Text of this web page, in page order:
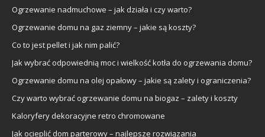
Ogrzewanie nadmuchowe – jak działa i czy warto?
Ogrzewanie domu na gaz ziemny – jakie są koszty?
Co to jest pellet i jak nim palić?
Jak wybrać odpowiednią moc i wielkość kotła do ogrzewania domu?
Ogrzewanie domu na olej opałowy – jakie są zalety i ograniczenia?
Czy warto wybrać ogrzewanie domu na biogaz – zalety i koszty
Kaloryfery dekoracyjne retro chromowane
Jak ocieplić dom parterowy – najlepsze rozwiązania